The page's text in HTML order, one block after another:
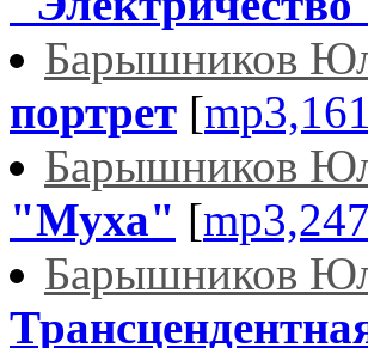
Барышников
портрет [
Барышников
"Муха" [
Барышников